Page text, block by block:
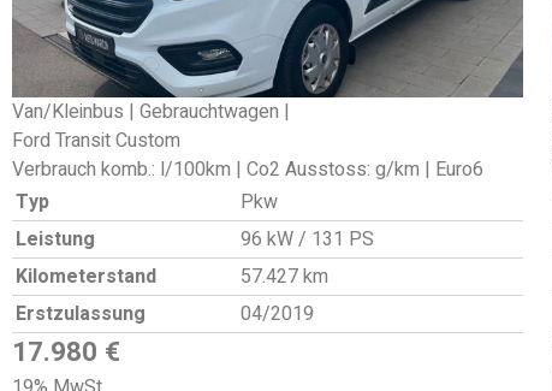
Van/Kleinbus | Gebrauchtwagen |
Ford Transit Custom
Verbrauch komb.: l/100km | Co2 Ausstoss: g/km | Euro6
Typ
Pkw
Leistung
96 kW / 131 PS
Kilometerstand
57.427 km
Erstzulassung
04/2019
17.980 €